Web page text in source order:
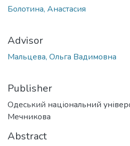
Болотина, Анастасия
Advisor
Мальцева, Ольга Вадимовна
Publisher
Одеський національний
Мечникова
Abstract